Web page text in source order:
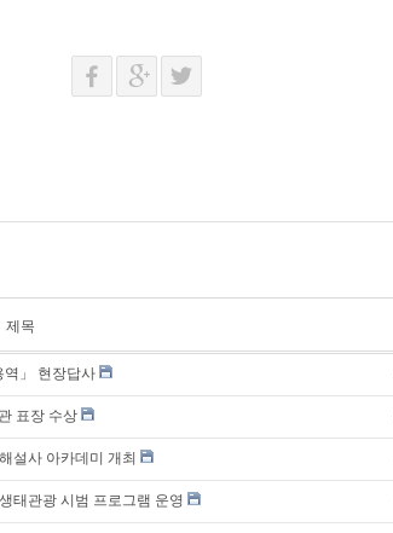
제목
역」 현장답사
표장 수상
설사 아카데미 개최
태관광 시범 프로그램 운영